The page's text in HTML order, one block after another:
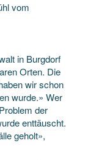
vom
in Burgdorf
Orten. Die
wir schon
wurde.» Wer
der
enttäuscht.
geholt»,